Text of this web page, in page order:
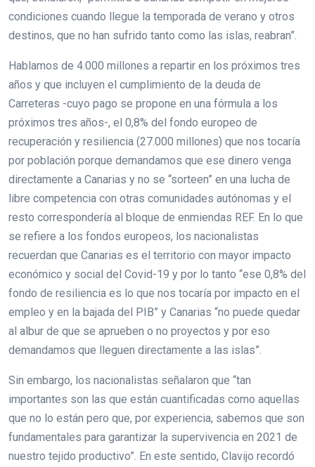
condiciones cuando llegue la temporada de verano y otros
destinos, que no han sufrido tanto como las islas, reabran”.
Hablamos de 4.000 millones a repartir en los próximos tres
años y que incluyen el cumplimiento de la deuda de
Carreteras -cuyo pago se propone en una fórmula a los
próximos tres años-, el 0,8% del fondo europeo de
recuperación y resiliencia (27.000 millones) que nos tocaría
por población porque demandamos que ese dinero venga
directamente a Canarias y no se “sorteen” en una lucha de
libre competencia con otras comunidades autónomas y el
resto correspondería al bloque de enmiendas REF. En lo que
se refiere a los fondos europeos, los nacionalistas
recuerdan que Canarias es el territorio con mayor impacto
económico y social del Covid-19 y por lo tanto “ese 0,8% del
fondo de resiliencia es lo que nos tocaría por impacto en el
empleo y en la bajada del PIB” y Canarias “no puede quedar
al albur de que se aprueben o no proyectos y por eso
demandamos que lleguen directamente a las islas”.
Sin embargo, los nacionalistas señalaron que “tan
importantes son las que están cuantificadas como aquellas
que no lo están pero que, por experiencia, sabemos que son
fundamentales para garantizar la supervivencia en 2021 de
nuestro tejido productivo”. En este sentido, Clavijo recordó